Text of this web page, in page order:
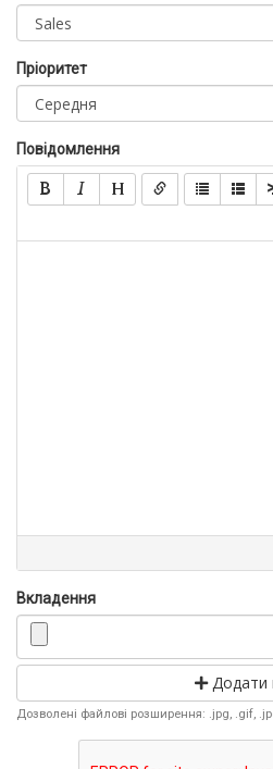
Пріоритет
Повідомлення
Вкладення
Додати
Дозволені файлові розширення: .jpg, .gif,